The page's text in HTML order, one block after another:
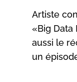
Artiste
«Big
aussi le
un